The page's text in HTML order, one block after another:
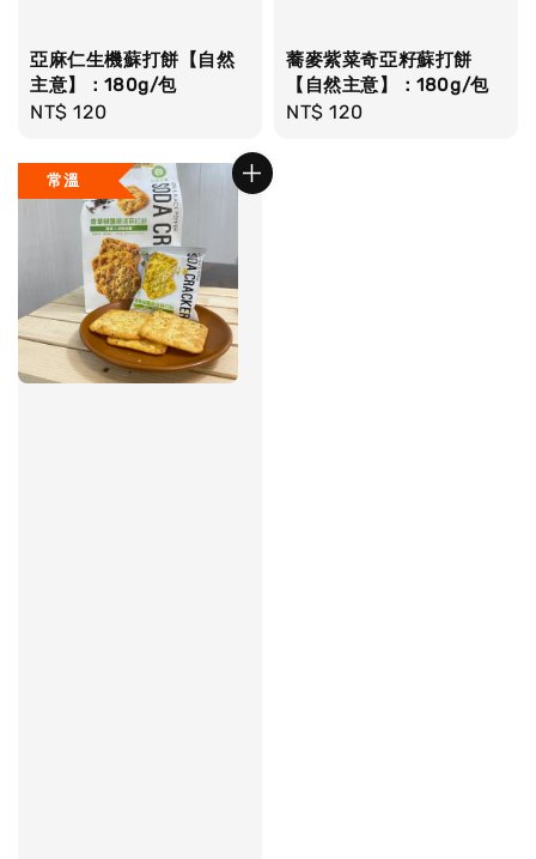
亞麻仁生機蘇打餅【自然
主意】：180g/包
Regular
NT$ 120
蕎麥紫菜奇亞籽蘇打餅
【自然主意】：180g/包
Regular
NT$ 120
常溫